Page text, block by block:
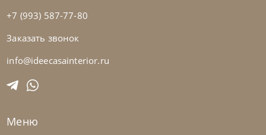
Tomasella
+7 (993) 587-77-80
Заказать звонок
info@ideecasainterior.ru
Меню